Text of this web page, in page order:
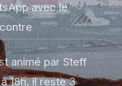
avec le
animé par Steff
18h, il reste 3